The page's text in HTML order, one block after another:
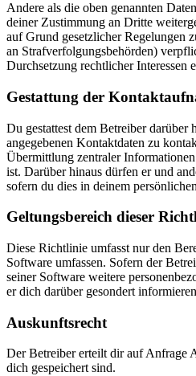
Andere als die oben genannten
deiner Zustimmung an Dritte
auf Grund gesetzlicher Regelungen
an Strafverfolgungsbehörden)
Durchsetzung rechtlicher Interessen
Gestattung der
Du gestattest dem Betreiber darüber
angegebenen Kontaktdaten zu
Übermittlung zentraler
ist. Darüber hinaus dürfen er und
sofern du dies in deinem
Geltungsbereich dieser
Diese Richtlinie umfasst nur den
Software umfassen. Sofern der
seiner Software weitere
er dich darüber gesondert
Auskunftsrecht
Der Betreiber erteilt dir auf Anfrage
dich gespeichert sind.